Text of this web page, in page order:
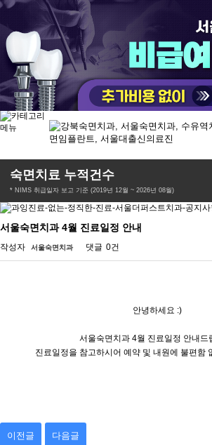
의식하진정법 숙면 치료
맞춤 교정
본문 바로가기
숙면치료 누적건수
* NIMS 취급일자 보고 기준 (2019년 12월 ~ 2026년 08월)
서울숙면치과 4월 진료일정 안내
작성자 서울숙면치과 댓글 0건
안녕하세요 :)
서울숙면치과 4월 진료일정 안내드
진료일정을 참고하시어 예약 및 내원에 불편함
이전글 다음글